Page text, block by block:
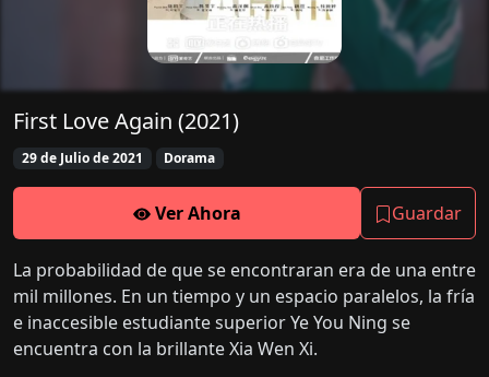
First Love Again (2021)
29 de Julio de 2021 Dorama
Ver Ahora Guardar
La probabilidad de que se encontraran era de una entre
mil millones. En un tiempo y un espacio paralelos, la fría
e inaccesible estudiante superior Ye You Ning se
encuentra con la brillante Xia Wen Xi.